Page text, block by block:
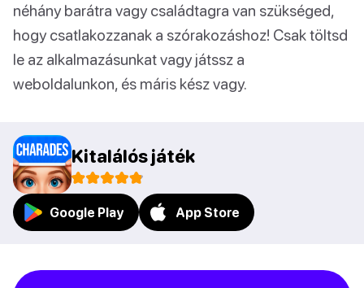
néhány barátra vagy családtagra van szükséged,
hogy csatlakozzanak a szórakozáshoz! Csak töltsd
le az alkalmazásunkat vagy játssz a
weboldalunkon, és máris kész vagy.
Kitalálós játék
Google Play App Store